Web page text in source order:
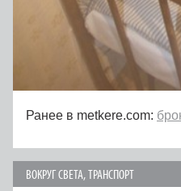
Ранее в metkere.com:
ВОКРУГ СВЕТА,ТРАНСПОРТ